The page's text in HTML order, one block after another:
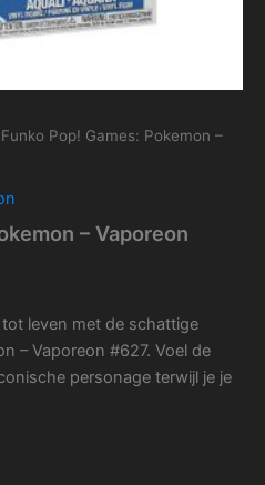
Pop! Games: Pokemon –
– Vaporeon
leven met de schattige
– Vaporeon #627. Voel de
personage terwijl je je